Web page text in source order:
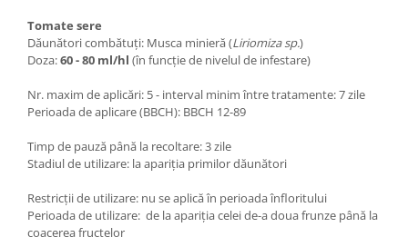
Tomate sere
Dăunători combătuți: Musca minieră (Liriomiza sp.)
Doza:60 - 80 ml/hl (în funcție de nivelul de infestare)
Nr. maxim de aplicări: 5 - interval minim între tratamente: 7 zile
Perioada de aplicare (BBCH): BBCH 12-89
Timp de pauză până la recoltare: 3 zile
Stadiul de utilizare: la apariția primilor dăunători
Restricții de utilizare: nu se aplică în perioada înfloritului
Perioada de utilizare: de la apariția celei de-a doua frunze până la
coacerea fructelor